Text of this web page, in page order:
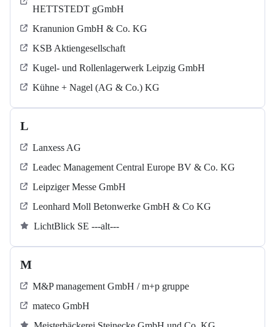
HETTSTEDT gGmbH
Kranunion GmbH & Co. KG
KSB Aktiengesellschaft
Kugel‐ und Rollenlagerwerk Leipzig GmbH
Kühne + Nagel (AG & Co.) KG
L
Lanxess AG
Leadec Management Central Europe BV & Co. KG
Leipziger Messe GmbH
Leonhard Moll Betonwerke GmbH & Co KG
LichtBlick SE ---alt---
M
M&P management GmbH / m+p gruppe
mateco GmbH